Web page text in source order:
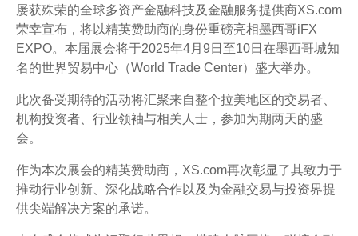
屡获殊荣的全球多资产金融科技及金融服务提供商XS.com
荣幸宣布，将以精英赞助商的身份重磅亮相墨西哥iFX
EXPO。本届展会将于2025年4月9日至10日在墨西哥城知
名的世界贸易中心（World Trade Center）盛大举办。
此次备受期待的活动将汇聚来自整个拉美地区的交易者、
机构投资者、行业领袖与相关人士，参加为期两天的盛
会。
作为本次展会的精英赞助商，XS.com再次彰显了其致力于
推动行业创新、深化战略合作以及为金融交易与投资界提
供尖端解决方案的承诺。